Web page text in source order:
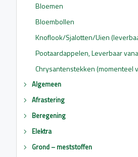
Bloemen
Bloembollen
Algemeen
Afrastering
Beregening
Elektra
Grond – meststoffen